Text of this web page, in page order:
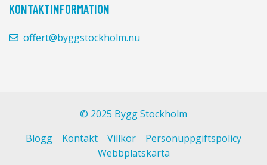
KONTAKTINFORMATION
offert@byggstockholm.nu
© 2025 Bygg Stockholm
Blogg
Kontakt Villkor
Personuppgiftspolicy
Webbplatskarta